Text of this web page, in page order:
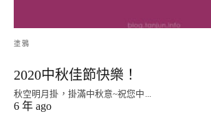
塗鴉
2020中秋佳節快樂！
秋空明月掛，掛滿中秋意~祝您中...
6 年 ago